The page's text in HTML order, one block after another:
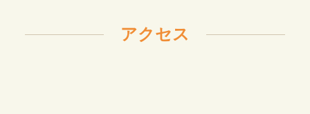
アクセス